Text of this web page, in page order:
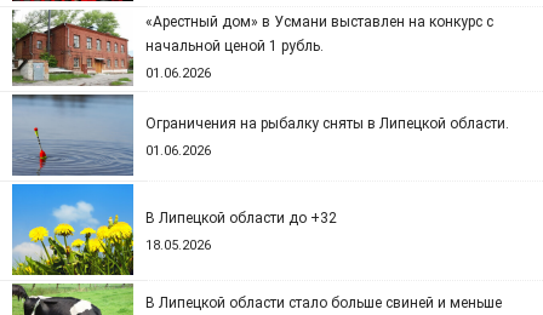
«Арестный дом» в Усмани выставлен на конкурс с
начальной ценой 1 рубль.
01.06.2026
Ограничения на рыбалку сняты в Липецкой области.
01.06.2026
В Липецкой области до +32
18.05.2026
В Липецкой области стало больше свиней и меньше